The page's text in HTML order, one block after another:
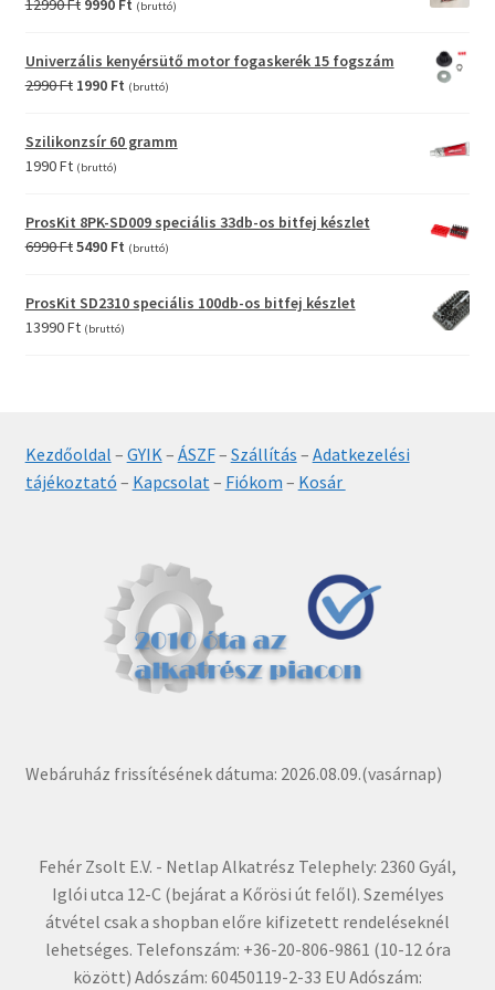
was:
12990 Ft.
is:
9990 Ft.
(bruttó)
Univerzális kenyérsütő motor fogaskerék 15 fogszám
2990Ft Original
was:
1990 FtCurrent
1990 Ft.
(bruttó)
Szilikonzsír 60 gramm
1990Ft (bruttó)
ProsKit 8PK-SD009 speciális 33db-os bitfej készlet
6990Ft Original
5490 FtCurrent
5490 Ft.
(bruttó)
ProsKit SD2310 speciális 100db-os bitfej készlet
13990Ft (bruttó)
Kezdőoldal – GYIK– ÁSZF– Szállítás – Adatkezelési
tájékoztató – Kapcsolat– Fiókom – Kosár
Webáruház frissítésének dátuma: 2026.08.09.(vasárnap)
Fehér Zsolt E.V. - Netlap Alkatrész Telephely: 2360 Gyál,
Iglói utca 12-C (bejárat a Kőrösi út felől). Személyes
átvétel csak a shopban előre kifizetett rendeléseknél
lehetséges. Telefonszám: +36-20-806-9861 (10-12 óra
között) Adószám: 60450119-2-33 EU Adószám: